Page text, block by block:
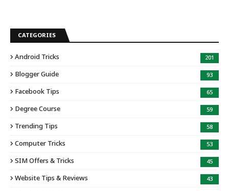
CATEGORIES
Android Tricks 201
Blogger Guide 93
Facebook Tips 65
Degree Course 59
Trending Tips 58
Computer Tricks 53
SIM Offers & Tricks 45
Website Tips & Reviews 43